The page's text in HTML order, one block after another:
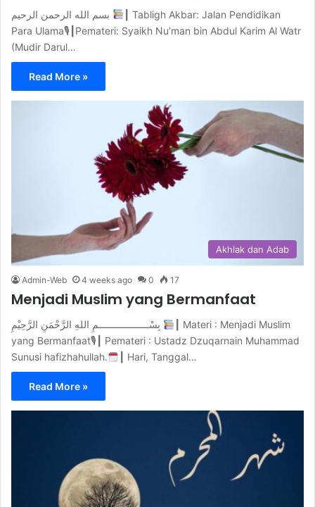
┃ Tabligh Akbar: Jalan Pendidikan
Para Ulama🎙┃Pemateri: Syaikh Nu’man bin Abdul Karim Al Watr
(Mudir Darul…
Read More »
Akhlak dan Adab
Admin-Web 4 weeks ago 0 17
Menjadi Muslim yang Bermanfaat
┃ Materi : Menjadi Muslim
yang Bermanfaat🎙┃ Pemateri : Ustadz Dzuqarnain Muhammad
Sunusi hafizhahullah.
┃ Hari, Tanggal…
Read More »